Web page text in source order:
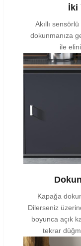
İki
Akıllı
dokunmanıza
ile
Kapağa
Dilerseniz
boyunca açık
tekrar